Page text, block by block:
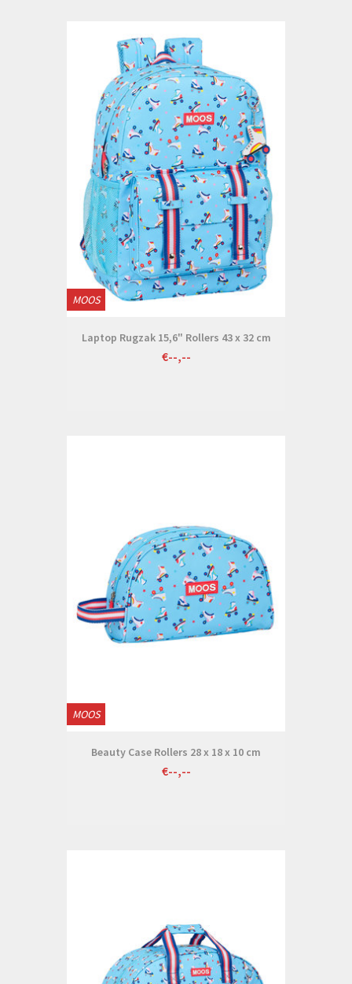
MOOS
Laptop Rugzak 15,6" Rollers 43 x 32 cm
€--,--
MOOS
Beauty Case Rollers 28 x 18 x 10 cm
€--,--